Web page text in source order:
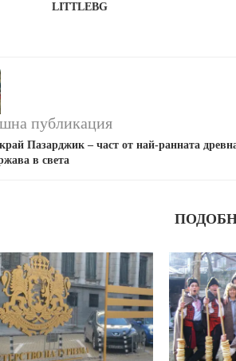
LITTLEBG
публикация
Пазарджик – част от най-ранната
в света